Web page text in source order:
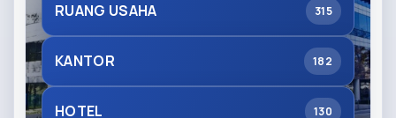
RUANG USAHA 315
KANTOR 182
HOTEL 130